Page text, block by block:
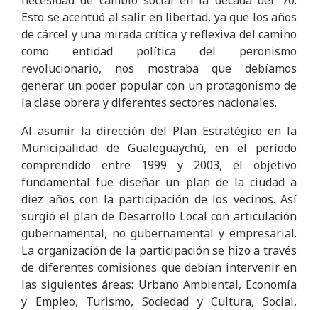
Esto se acentuó al salir en libertad, ya que los años
de cárcel y una mirada crítica y reflexiva del camino
como entidad política del peronismo
revolucionario, nos mostraba que debíamos
generar un poder popular con un protagonismo de
la clase obrera y diferentes sectores nacionales.
Al asumir la dirección del Plan Estratégico en la
Municipalidad de Gualeguaychú, en el período
comprendido entre 1999 y 2003, el objetivo
fundamental fue diseñar un plan de la ciudad a
diez años con la participación de los vecinos. Así
surgió el plan de Desarrollo Local con articulación
gubernamental, no gubernamental y empresarial.
La organización de la participación se hizo a través
de diferentes comisiones que debían intervenir en
las siguientes áreas: Urbano Ambiental, Economía
y Empleo, Turismo, Sociedad y Cultura, Social,